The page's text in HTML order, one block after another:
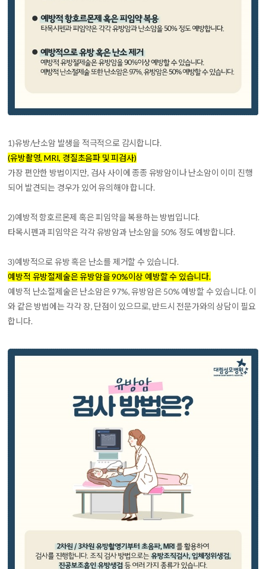
1)유방/난소암 발생을 적극적으로 감시합니다.
(유방촬영, MRI, 경질초음파 및 피검사)
가장 편안한 방법이지만, 검사 사이에 종종 유방암이나 난소암이 이미 진행
되어 발견되는 경우가 있어 유의해야 합니다.
2)예방적 항호르몬제 혹은 피임약을 복용하는 방법입니다.
타목시펜과 피임약은 각각 유방암과 난소암을 50% 정도 예방합니다.
3)예방적으로 유방 혹은 난소를 제거할 수 있습니다.
예방적 유방절제술은 유방암을 90%이상 예방할 수 있습니다.
예방적 난소절제술은 난소암은 97%, 유방암은 50% 예방할 수 있습니다. 이
와 같은 방법에는 각각 장, 단점이 있으므로, 반드시 전문가와의 상담이 필요
합니다.